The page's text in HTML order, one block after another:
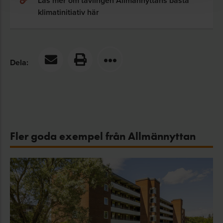
klimatinitiativ här
Dela:
Fler goda exempel från Allmännyttan